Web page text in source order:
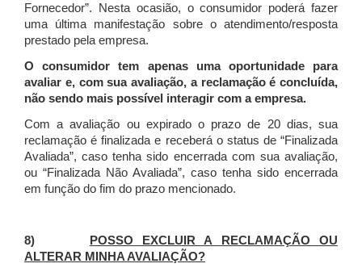
Fornecedor”. Nesta ocasião, o consumidor poderá fazer
uma última manifestação sobre o atendimento/resposta
prestado pela empresa.
O consumidor tem apenas uma oportunidade para
avaliar e, com sua avaliação, a reclamação é concluída,
não sendo mais possível interagir com a empresa.
Com a avaliação ou expirado o prazo de 20 dias, sua
reclamação é finalizada e receberá o status de “Finalizada
Avaliada”, caso tenha sido encerrada com sua avaliação,
ou “Finalizada Não Avaliada”, caso tenha sido encerrada
em função do fim do prazo mencionado.
8)
POSSO EXCLUIR A RECLAMAÇÃO OU
ALTERAR MINHA AVALIAÇÃO?